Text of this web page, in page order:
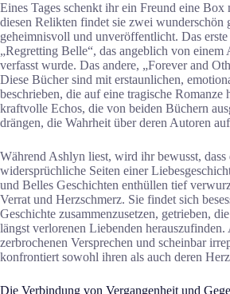
Eines Tages schenkt ihr ein Freund eine
diesen Relikten findet sie zwei wunderschön
geheimnisvoll und unveröffentlicht. Das
„Regretting Belle“, das angeblich von einem
verfasst wurde. Das andere, „Forever and
Diese Bücher sind mit erstaunlichen,
beschrieben, die auf eine tragische Romanze
kraftvolle Echos, die von beiden Büchern
drängen, die Wahrheit über deren Autoren
Während Ashlyn liest, wird ihr bewusst, dass
widersprüchliche Seiten einer
und Belles Geschichten enthüllen tief
Verrat und Herzschmerz. Sie findet sich
Geschichte zusammenzusetzen, getrieben,
längst verlorenen Liebenden
zerbrochenen Versprechen und scheinbar
konfrontiert sowohl ihren als auch deren
Die Verbindung von Vergangenheit und